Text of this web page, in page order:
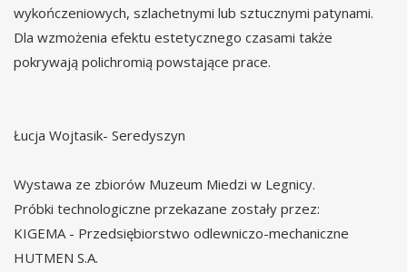
wykończeniowych, szlachetnymi lub sztucznymi patynami.
Dla wzmożenia efektu estetycznego czasami także
pokrywają polichromią powstające prace.
Łucja Wojtasik- Seredyszyn
Wystawa ze zbiorów Muzeum Miedzi w Legnicy.
Próbki technologiczne przekazane zostały przez:
KIGEMA - Przedsiębiorstwo odlewniczo-mechaniczne
HUTMEN S.A.